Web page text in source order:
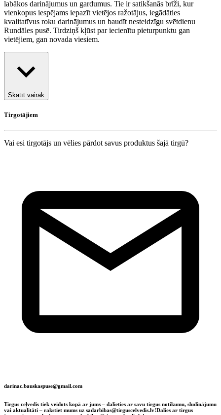
labākos darinājumus un gardumus. Tie ir satikšanās brīži, kur
vienkopus iespējams iepazīt vietējos ražotājus, iegādāties
kvalitatīvus roku darinājumus un baudīt nesteidzīgu svētdienu
Rundāles pusē. Tirdziņš kļūst par iecienītu pieturpunktu gan
vietējiem, gan novada viesiem.
Skatīt vairāk
Tirgotājiem
Vai esi tirgotājs un vēlies pārdot savus produktus šajā tirgū?
darinac.bauskaspuse@gmail.com
Tirgus ceļvedis tiek veidots kopā ar jums – dalieties ar savu tirgus notikumu, sludinājumu
vai aktualitāti – rakstiet mums uz sadarbibas@tirguscelvedis.lv!Dalies ar tirgus